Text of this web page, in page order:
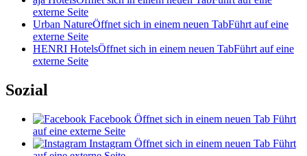
externe Seite
Urban NatureÖffnet sich in einem neuen TabFührt auf eine
externe Seite
HENRI HotelsÖffnet sich in einem neuen TabFührt auf eine
externe Seite
Sozial
Facebook Öffnet sich in einem neuen Tab Führt
auf eine externe Seite
Instagram Öffnet sich in einem neuen Tab Führt